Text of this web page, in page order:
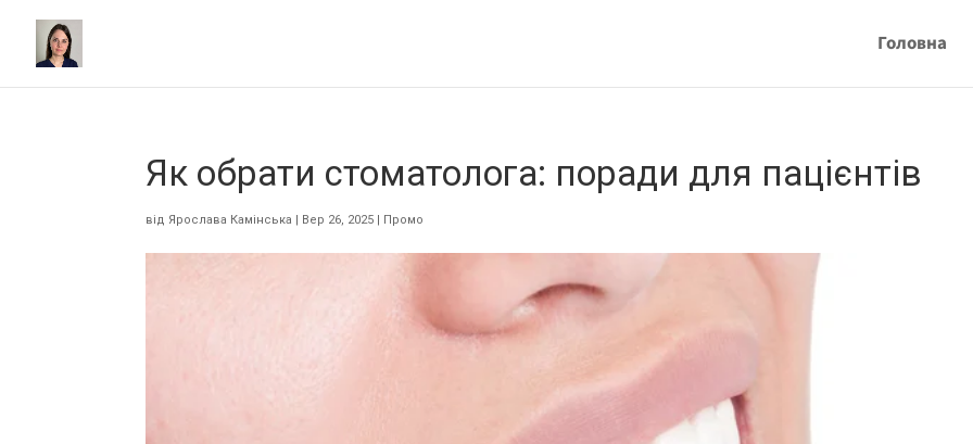
Головна
Як обрати стоматолога: поради для пацієнтів
від Ярослава Камінська | Вер 26, 2025 | Промо